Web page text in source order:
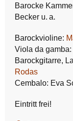
Barocke
Becker u. a.
Barockvioline:
Viola da gamba:
Barockgitarre,
Rodas
Cembalo: Eva
Eintritt frei!